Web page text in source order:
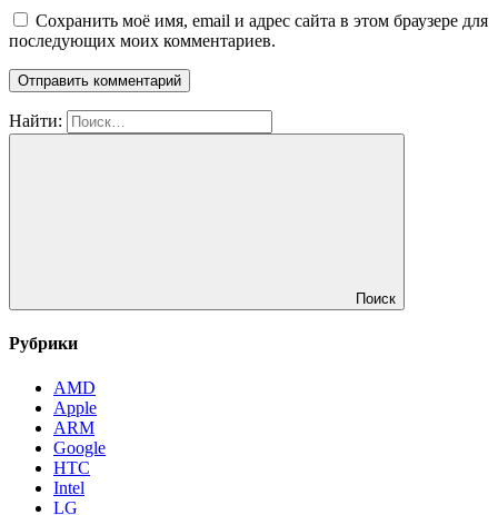
Сохранить моё имя, email и адрес сайта в этом браузере для
последующих моих комментариев.
Найти:
Поиск
Рубрики
AMD
Apple
ARM
Google
HTC
Intel
LG